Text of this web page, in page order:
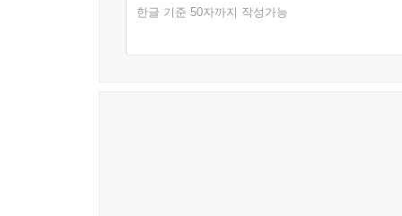
한글 기준 50자까지 작성가능